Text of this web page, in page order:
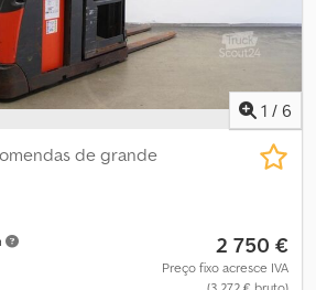
de pega 3710 mm - Altura estendida
mm - Controle com volante do lado do
inclinação - LSP 0.6
1 / 6
de grande
2 750 €
Preço fixo acresce IVA
(3 272 € bruto)